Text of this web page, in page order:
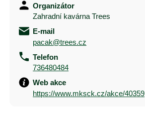
Organizátor
Zahradní kavárna Trees
E-mail
pacak@trees.cz
Telefon
736480484
Web akce
https://www.mksck.cz/akce/40359